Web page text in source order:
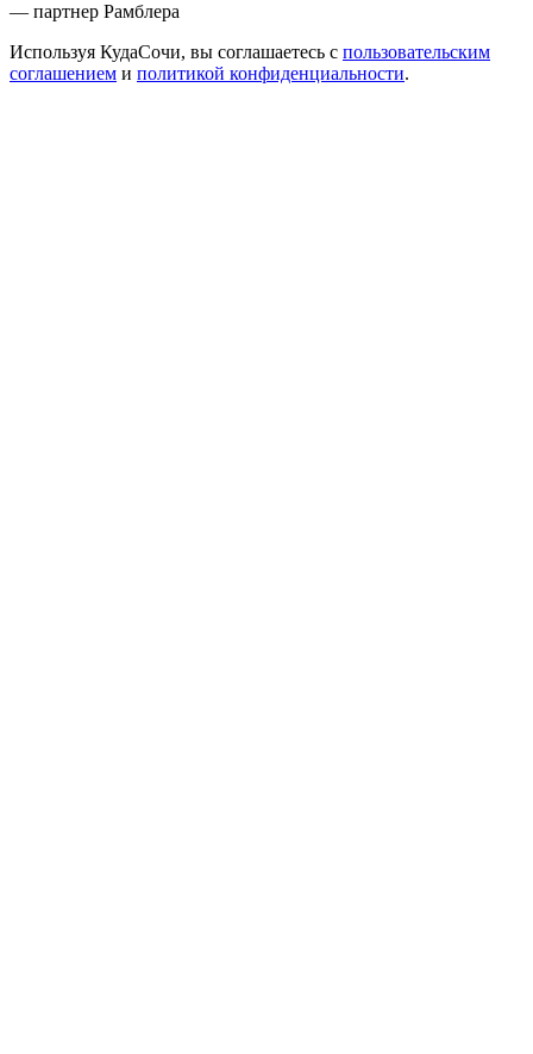
— партнер Рамблера
Используя КудаСочи, вы соглашаетесь с пользовательским
соглашением и политикой конфиденциальности.